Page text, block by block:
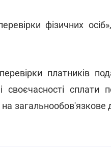
фізичних
платників
своєчасності сплати